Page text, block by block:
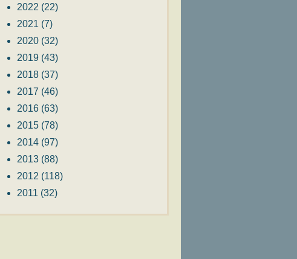
2022 (22)
2021 (7)
2020 (32)
2019 (43)
2018 (37)
2017 (46)
2016 (63)
2015 (78)
2014 (97)
2013 (88)
2012 (118)
2011 (32)